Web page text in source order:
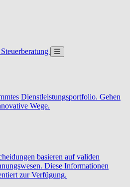
Dienstleistungsportfolio. Gehen
Wege.
basieren auf validen
Diese Informationen
zur Verfügung.